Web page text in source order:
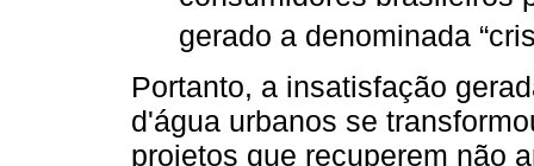
gerado a denominada
Portanto, a insatisfação
d'água urbanos se
projetos que recuperem não